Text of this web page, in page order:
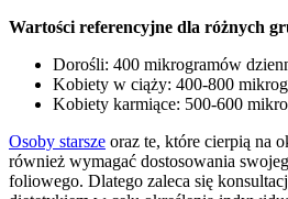
Wartości referencyjne dla różnych
Dorośli: 400 mikrogramów
Kobiety w ciąży: 400-800
Kobiety karmiące: 500-600
Osoby starsze oraz te, które cierpią na
również wymagać dostosowania
foliowego. Dlatego zaleca się